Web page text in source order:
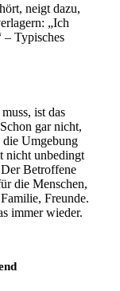
neigt dazu,
„Ich
– Typisches
ist das
gar nicht,
die Umgebung
nicht unbedingt
Betroffene
die Menschen,
Freunde.
immer wieder.